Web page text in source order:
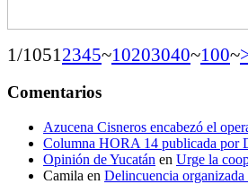
1/1051 2345~10203040~100~
Comentarios
Azucena Cisneros encabezó el
Columna HORA 14 publicada por
Opinión de Yucatán en Urge la
Camila en Delincuencia